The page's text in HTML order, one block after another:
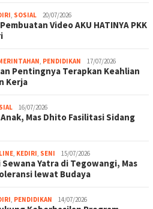
, SOSIAL 20/07/2026
Video AKU HATINYA PKK
, PENDIDIKAN 17/07/2026
Pentingnya Terapkan Keahlian
Kerja
16/07/2026
Mas Dhito Fasilitasi Sidang
, KEDIRI, SENI 15/07/2026
Yatra di Tegowangi, Mas
lewat Budaya
, PENDIDIKAN 14/07/2026